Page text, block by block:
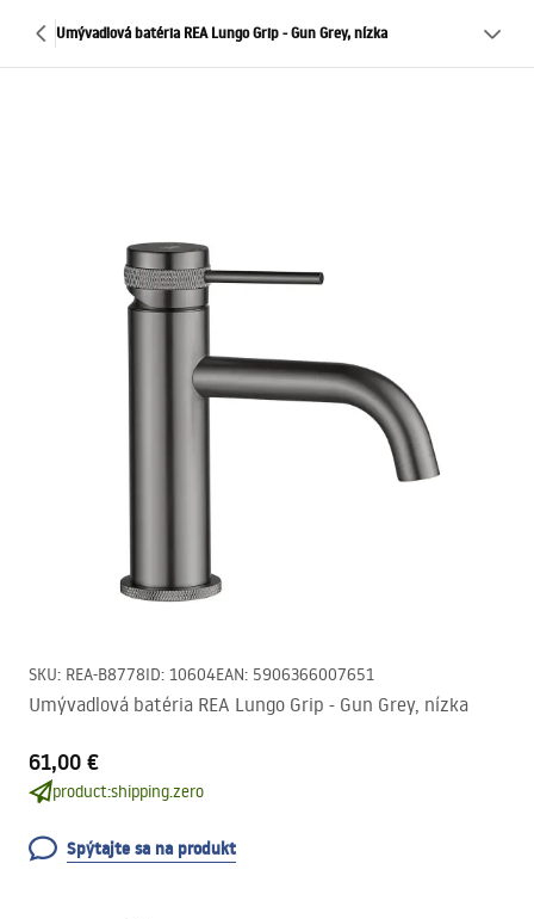
Umývadlová batéria REA Lungo Grip - Gun Grey, nízka
SKU: REA-B8778ID: 10604EAN: 5906366007651
Umývadlová batéria REA Lungo Grip - Gun Grey, nízka
61,00 €
product:shipping.zero
Spýtajte sa na produkt